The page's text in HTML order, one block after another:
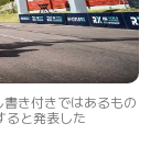
き付きではあるもの
ると発表した